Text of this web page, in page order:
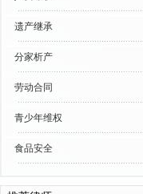
遗产继承
分家析产
劳动合同
青少年维权
食品安全